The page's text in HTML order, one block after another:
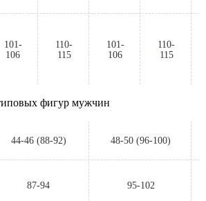
101-
106
110-
115
101-
106
110-
115
фигур мужчин
44-46 (88-92) 48-50 (96-100)
87-94 95-102